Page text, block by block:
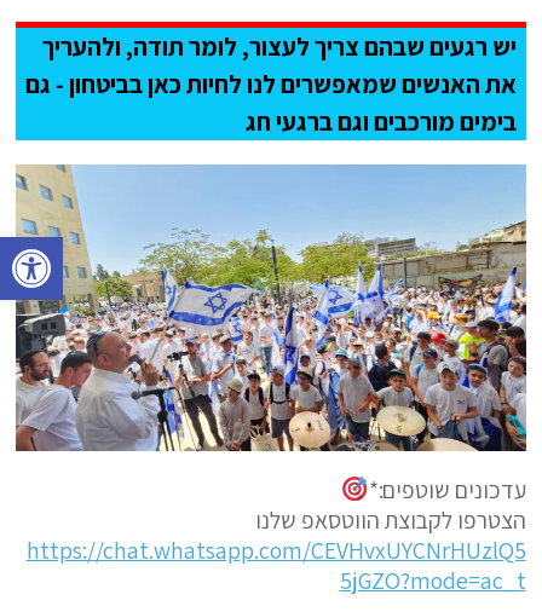
פתח סרגל נגישות
יש רגעים שבהם צריך לעצור, לומר תודה, ולהעריך
את האנשים שמאפשרים לנו לחיות כאן בביטחון ‐ גם
בימים מורכבים וגם ברגעי חג
עדכונים שוטפים:*
הצטרפו לקבוצת הווטסאפ שלנו
https://chat.whatsapp.com/CEVHvxUYCNrHUzlQ5
5jGZO?mode=ac_t